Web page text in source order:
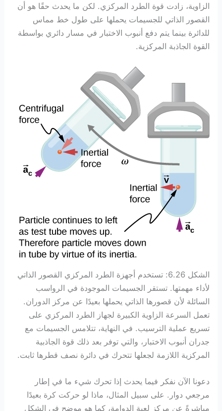
الزاوية، زادت قوة الطرد المركزي. لكن ما يحدث حقًا هو أن
القصور الذاتي للجسيمات يحملها على طول خط مماس
للدائرة بينما يتم دفع أنبوب الاختبار في مسار دائري بواسطة
القوة الجاذبة المركزية.
الشكل 6.26: تستخدم أجهزة الطرد المركزي القصور الذاتي
لأداء مهمتها. تستقر الجسيمات الموجودة في الرواسب
السائلة لأن قصورها الذاتي يحملها بعيدًا عن مركز الدوران.
تعمل السرعة الزاوية الكبيرة لجهاز الطرد المركزي على
تسريع عملية الترسيب. في النهاية، تتلامس الجسيمات مع
جدران أنبوب الاختبار، والتي توفر بعد ذلك قوة الجاذبية
المركزية اللازمة لجعلها تتحرك في دائرة نصف قطرها ثابت.
دعونا الآن نفكر فيما يحدث إذا تحرك شيء ما في إطار
مرجعي دوار. على سبيل المثال، ماذا لو حركت كرة بعيدًا
مباشرةً عن مركز لعبة الدوامة، كما هو موضح في الشكل